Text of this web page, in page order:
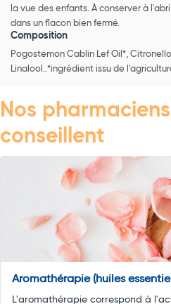
la vue des enfants. À conserver à
dans un flacon bien fermé.
Composition
Pogostemon Cablin Lef Oil*,
Linalool..*ingrédient issu de
Nos
conseillent
Aromathérapie (huiles
L'aromathérapie correspond à